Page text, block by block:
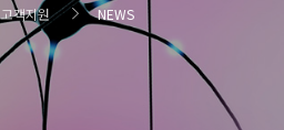
고객지원 NEWS